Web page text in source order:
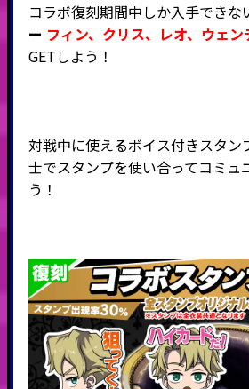
コラボ復刻期間中しか入手できな
ー フィン、クリス、レオ、ウェン
GETしよう！
対戦中に使えるボイス付きスタン
士でスタンプを使い合ってコミュ
う！